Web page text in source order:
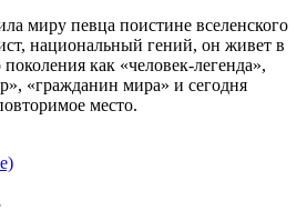
миру певца поистине вселенского
национальный гений, он живет в
как «человек-легенда»,
«гражданин мира» и сегодня
место.